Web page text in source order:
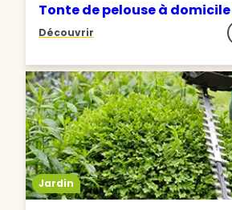
Tonte de pelouse à
Découvrir
Jardin